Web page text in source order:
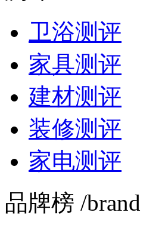
卫浴测评
家具测评
建材测评
装修测评
家电测评
品牌榜 /brand